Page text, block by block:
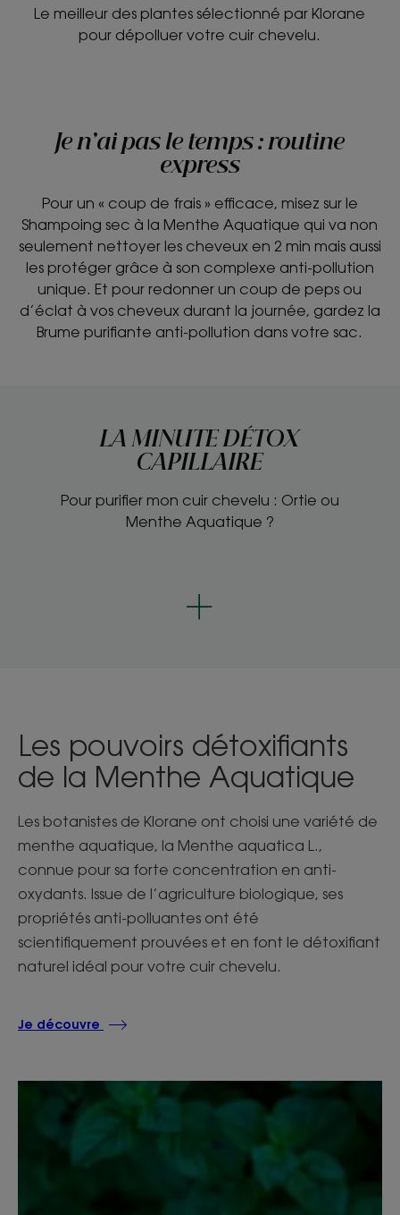
Le meilleur des plantes sélectionné par Klorane
pour dépolluer votre cuir chevelu.
Je n’ai pas le temps : routine
express
Pour un « coup de frais » efficace, misez sur le
Shampoing sec à la Menthe Aquatique qui va non
seulement nettoyer les cheveux en 2 min mais aussi
les protéger grâce à son complexe anti-pollution
unique. Et pour redonner un coup de peps ou
d’éclat à vos cheveux durant la journée, gardez la
Brume purifiante anti-pollution dans votre sac.
LA MINUTE DÉTOX
CAPILLAIRE
Pour purifier mon cuir chevelu : Ortie ou
Menthe Aquatique ?
Les pouvoirs détoxifiants
de la Menthe Aquatique
Les botanistes de Klorane ont choisi une variété de
menthe aquatique, la Menthe aquatica L.,
connue pour sa forte concentration en anti-
oxydants. Issue de l’agriculture biologique, ses
propriétés anti-polluantes ont été
scientifiquement prouvées et en font le détoxifiant
naturel idéal pour votre cuir chevelu.
Je découvre